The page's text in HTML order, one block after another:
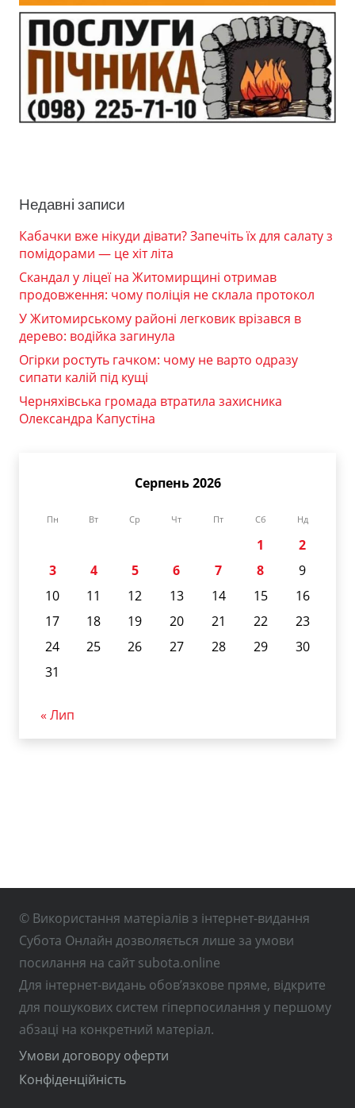
Недавні записи
Кабачки вже нікуди дівати? Запечіть їх для салату з
помідорами — це хіт літа
Скандал у ліцеї на Житомирщині отримав
продовження: чому поліція не склала протокол
У Житомирському районі легковик врізався в
дерево: водійка загинула
Огірки ростуть гачком: чому не варто одразу
сипати калій під кущі
Черняхівська громада втратила захисника
Олександра Капустіна
Серпень 2026
Пн Вт Ср Чт Пт Сб Нд
1
2
3
4 5 6 7 8
9
10
11 12 13 14 15
16
17
18 19 20 21 22
23
24
25 26 27 28 29
30
31
« Лип
© Використання матеріалів з інтернет-видання
Субота Онлайн дозволяється лише за умови
посилання на сайт subota.online
Для інтернет-видань обов’язкове пряме, відкрите
для пошукових систем гіперпосилання у першому
абзаці на конкретний матеріал.
Умови договору оферти
Конфіденційність